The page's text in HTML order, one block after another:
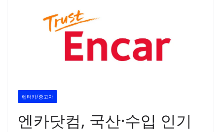
렌터카/중고차
엔카닷컴, 국산·수입 인기